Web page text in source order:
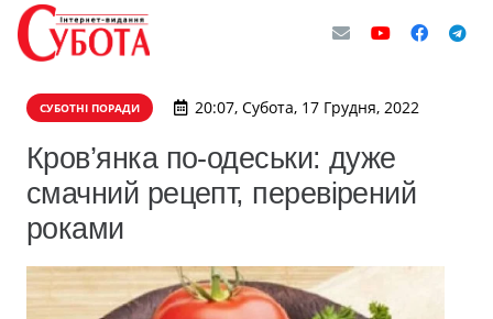
СУБОТНІ ПОРАДИ 20:07, Субота, 17 Грудня, 2022
Кров’янка по-одеськи: дуже
смачний рецепт, перевірений
роками